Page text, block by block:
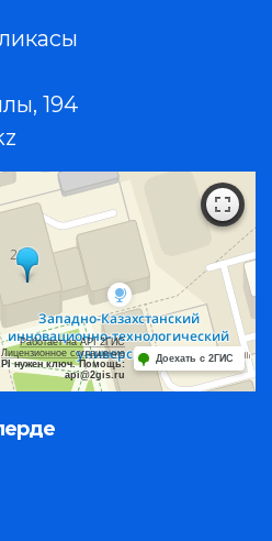
194
Работает на API 2ГИС
Лицензионное соглашение
нужен ключ. Помощь:
api@2gis.ru
Доехать с 2ГИС